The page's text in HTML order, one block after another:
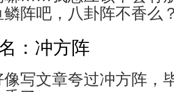
阵吧，八卦阵不香么
：冲方阵
写文章夸过冲方阵，